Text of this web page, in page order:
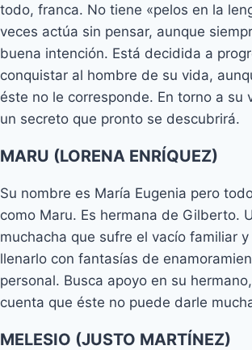
todo, franca. No tiene «pelos en la
veces actúa sin pensar, aunque
buena intención. Está decidida a
conquistar al hombre de su vida,
éste no le corresponde. En torno a su
un secreto que pronto se descubrirá.
MARU (LORENA ENRÍQUEZ)
Su nombre es María Eugenia pero
como Maru. Es hermana de Gilberto.
muchacha que sufre el vacío familiar
llenarlo con fantasías de
personal. Busca apoyo en su
cuenta que éste no puede darle
MELESIO (JUSTO MARTÍNEZ)